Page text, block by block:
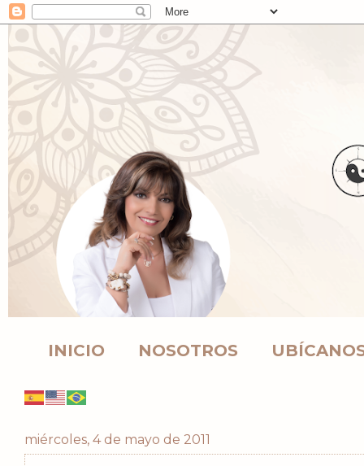
INICIO NOSOTROS
miércoles, 4 de mayo de 2011